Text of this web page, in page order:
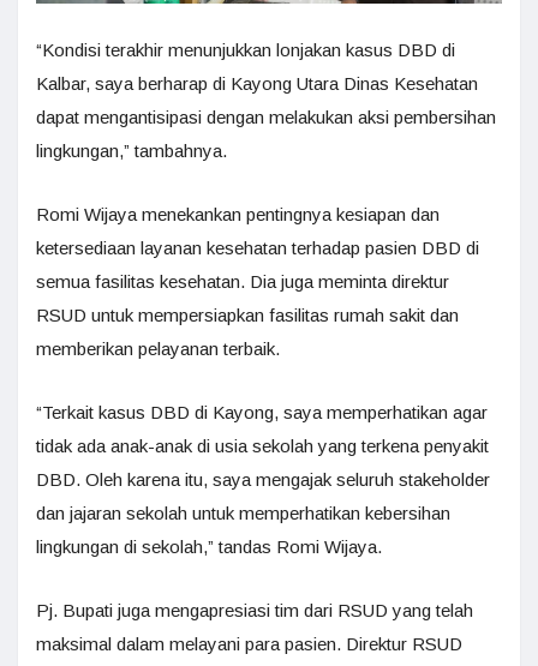
“Kondisi terakhir menunjukkan lonjakan kasus DBD di
Kalbar, saya berharap di Kayong Utara Dinas Kesehatan
dapat mengantisipasi dengan melakukan aksi pembersihan
lingkungan,” tambahnya.
Romi Wijaya menekankan pentingnya kesiapan dan
ketersediaan layanan kesehatan terhadap pasien DBD di
semua fasilitas kesehatan. Dia juga meminta direktur
RSUD untuk mempersiapkan fasilitas rumah sakit dan
memberikan pelayanan terbaik.
“Terkait kasus DBD di Kayong, saya memperhatikan agar
tidak ada anak-anak di usia sekolah yang terkena penyakit
DBD. Oleh karena itu, saya mengajak seluruh stakeholder
dan jajaran sekolah untuk memperhatikan kebersihan
lingkungan di sekolah,” tandas Romi Wijaya.
Pj. Bupati juga mengapresiasi tim dari RSUD yang telah
maksimal dalam melayani para pasien. Direktur RSUD